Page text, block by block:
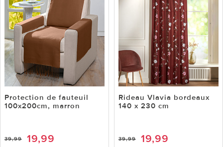
Protection de fauteuil
100x200cm, marron
39,99 19,99
Rideau Vlavia bordeaux
140 x 230 cm
39,99 19,99